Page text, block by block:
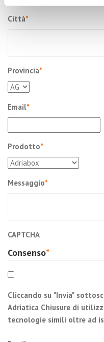
Città*
Provincia*
Email*
Prodotto*
Messaggio*
CAPTCHA
Consenso*
Cliccando su "Invia"
Adriatica Chiusure di
tecnologie simili oltre ad